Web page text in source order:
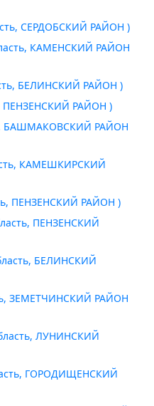
СЕРДОБСКИЙ РАЙОН )
КАМЕНСКИЙ РАЙОН
БЕЛИНСКИЙ РАЙОН )
ПЕНЗЕНСКИЙ РАЙОН )
БАШМАКОВСКИЙ РАЙОН
КАМЕШКИРСКИЙ
ПЕНЗЕНСКИЙ РАЙОН )
ПЕНЗЕНСКИЙ
БЕЛИНСКИЙ
ЗЕМЕТЧИНСКИЙ РАЙОН
ЛУНИНСКИЙ
ГОРОДИЩЕНСКИЙ